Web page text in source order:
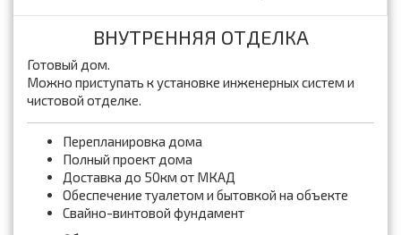
ВНУТРЕННЯЯ ОТДЕЛКА
Готовый дом.
Можно приступать к установке инженерных систем и
чистовой отделке.
Перепланировка дома
Полный проект дома
Доставка до 50км от МКАД
Обеспечение туалетом и бытовкой на объекте
Свайно-винтовой фундамент